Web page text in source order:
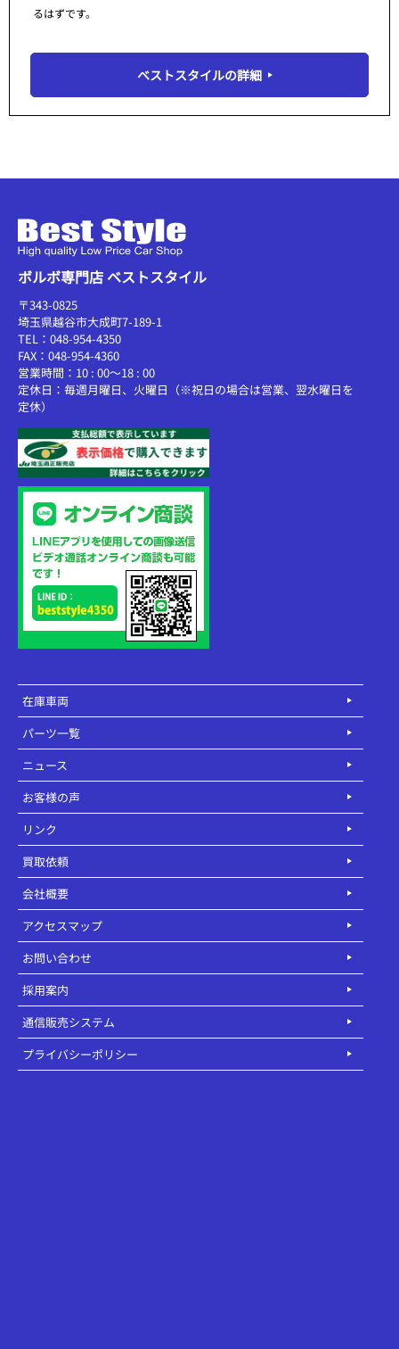
るはずです。
ベストスタイルの詳細
ボルボ専門店 ベストスタイル
〒343-0825
埼玉県越谷市大成町7-189-1
TEL：048-954-4350
FAX：048-954-4360
営業時間：10 : 00～18 : 00
定休日：毎週月曜日、火曜日（※祝日の場合は営業、翌水曜日を
定休）
在庫車両
パーツ一覧
ニュース
お客様の声
リンク
買取依頼
会社概要
アクセスマップ
お問い合わせ
採用案内
通信販売システム
プライバシーポリシー